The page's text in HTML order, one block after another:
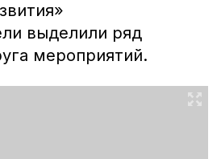
выделили ряд
мероприятий.